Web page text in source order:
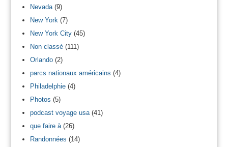
Nevada(9)
New York (7)
New York City(45)
Non classé(111)
Orlando(2)
parcs nationaux américains (4)
Philadelphie(4)
Photos (5)
podcast voyage usa(41)
que faire à(26)
Randonnées (14)